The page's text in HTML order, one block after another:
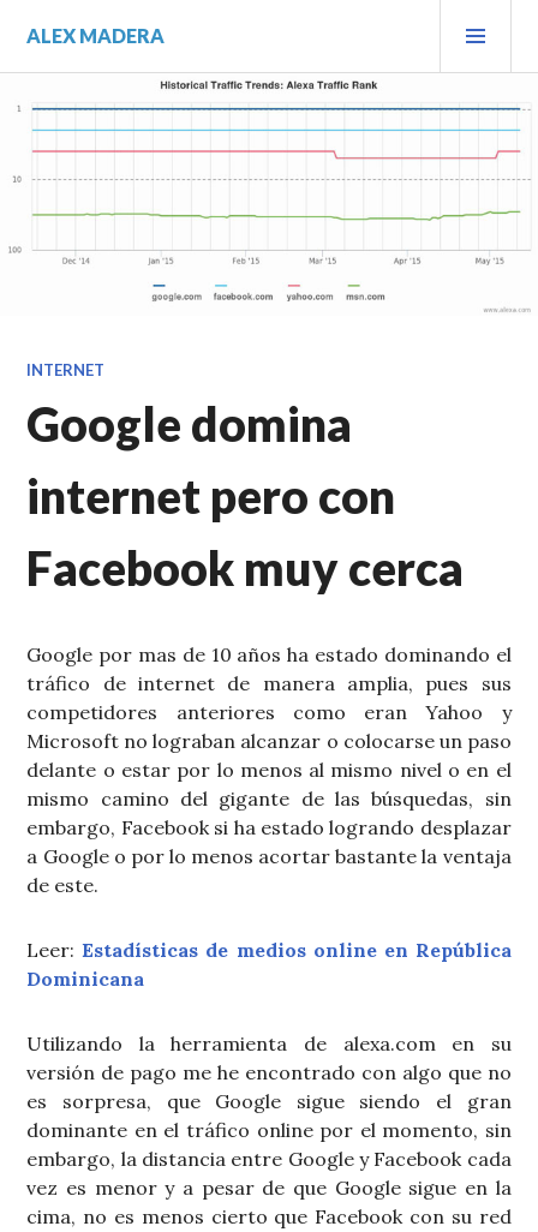
contenido.
ALEX MADERA
INTERNET
Google domina
internet pero con
Facebook muy cerca
Google por mas de 10 años ha estado dominando el
tráfico de internet de manera amplia, pues sus
competidores anteriores como eran Yahoo y
Microsoft no lograban alcanzar o colocarse un paso
delante o estar por lo menos al mismo nivel o en el
mismo camino del gigante de las búsquedas, sin
embargo, Facebook si ha estado logrando desplazar
a Google o por lo menos acortar bastante la ventaja
de este.
Leer:Estadísticas de medios online en República
Dominicana
Utilizando la herramienta de alexa.com en su
versión de pago me he encontrado con algo que no
es sorpresa, que Google sigue siendo el gran
dominante en el tráfico online por el momento, sin
embargo, la distancia entre Google y Facebook cada
vez es menor y a pesar de que Google sigue en la
cima, no es menos cierto que Facebook con su red